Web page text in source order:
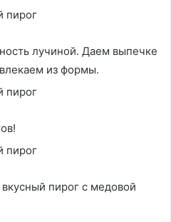
лучиной. Даем выпечке
из формы.
пирог с медовой